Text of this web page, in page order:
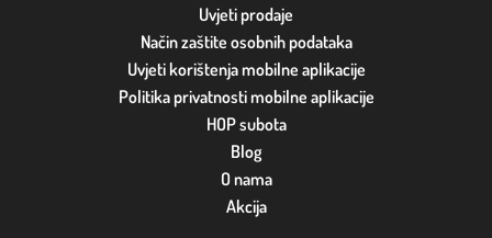
Uvjeti prodaje
Način zaštite osobnih podataka
Uvjeti korištenja mobilne aplikacije
Politika privatnosti mobilne aplikacije
HOP subota
Blog
O nama
Akcija